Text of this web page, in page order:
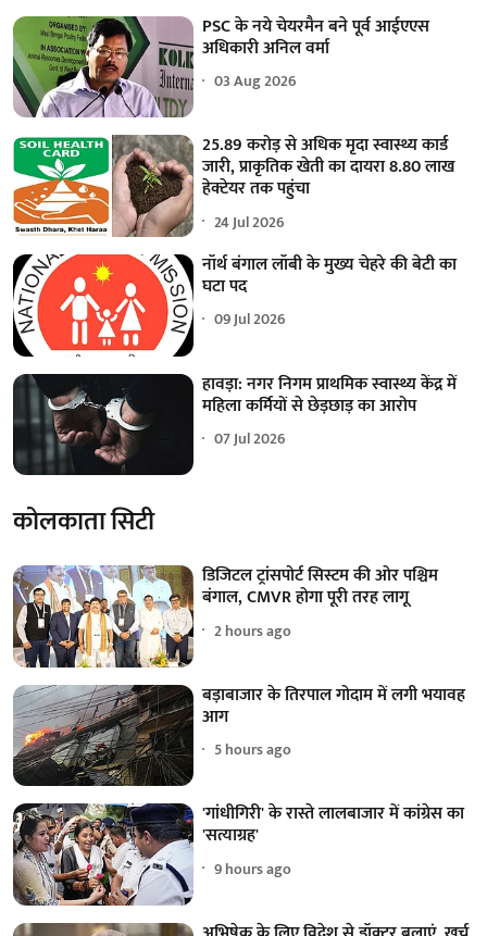
PSC के नये चेयरमैन बने पूर्व आईएएस
अधिकारी अनिल वर्मा
03 Aug 2026
25.89 करोड़ से अधिक मृदा स्वास्थ्य कार्ड
जारी, प्राकृतिक खेती का दायरा 8.80 लाख
हेक्टेयर तक पहुंचा
24 Jul 2026
नॉर्थ बंगाल लॉबी के मुख्य चेहरे की बेटी का
घटा पद
09 Jul 2026
हावड़ा: नगर निगम प्राथमिक स्वास्थ्य केंद्र में
महिला कर्मियों से छेड़छाड़ का आरोप
07 Jul 2026
कोलकाता सिटी
डिजिटल ट्रांसपोर्ट सिस्टम की ओर पश्चिम
बंगाल, CMVR होगा पूरी तरह लागू
2 hours ago
बड़ाबाजार के तिरपाल गोदाम में लगी भयावह
आग
5 hours ago
'गांधीगिरी' के रास्ते लालबाजार में कांग्रेस का
'सत्याग्रह'
9 hours ago